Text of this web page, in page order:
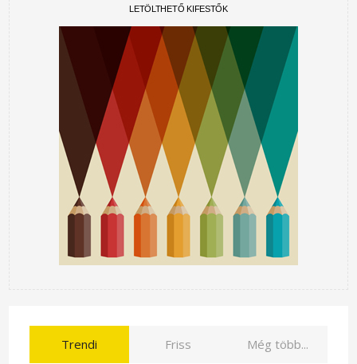
LETÖLTHETŐ KIFESTŐK
Trendi Friss Még több...